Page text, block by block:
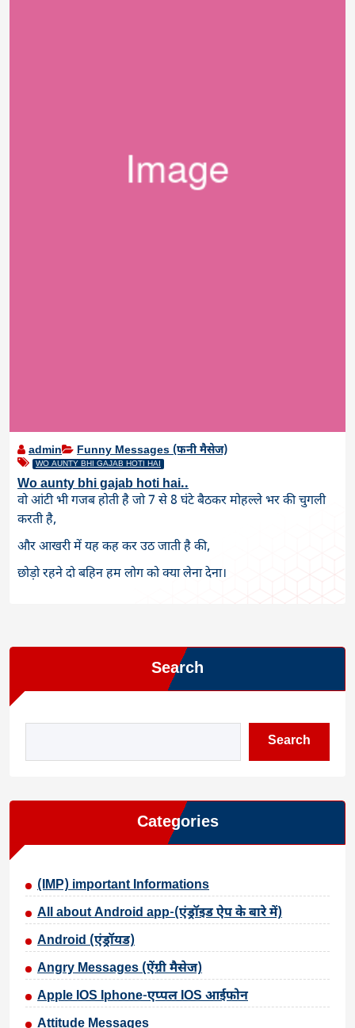
admin Funny Messages (फनी मैसेज)
WO AUNTY BHI GAJAB HOTI HAI
Wo aunty bhi gajab hoti hai..
वो आंटी भी गजब होती है जो 7 से 8 घंटे बैठकर मोहल्ले भर की चुगली
करती है,
और आखरी में यह कह कर उठ जाती है की,
छोड़ो रहने दो बहिन हम लोग को क्या लेना देना।
Search
Search
Categories
(IMP) important Informations
All about Android app-(एंड्रॉइड ऐप के बारे में)
Android (एंड्रॉयड)
Angry Messages (ऐंग्री मैसेज)
Apple IOS Iphone-एप्पल IOS आईफोन